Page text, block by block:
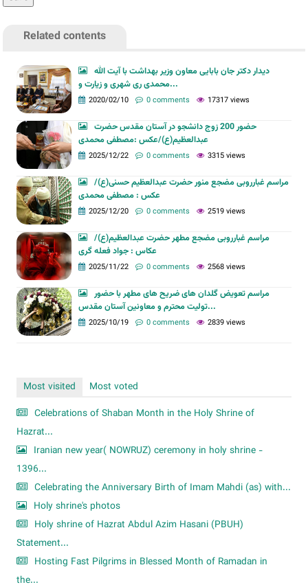
Related contents
دیدار دکتر جان بابایی معاون وزیر بهداشت با آیت الله
محمدی ری شهری و زیارت و...
2020/02/10 0 comments 17317 views
حضور 200 زوج دانشجو در آستان مقدس حضرت
عبدالعظیم(ع)/عکس :مصطفی محمدی
2025/12/22 0 comments 3315 views
مراسم غبارروبی مضجع منور حضرت عبدالعظیم حسنی(ع)/
عکس : مصطفی محمدی
2025/12/20 0 comments 2519 views
مراسم غبارروبی مضجع مطهر حضرت عبدالعظیم(ع)/
عکاس : جواد فعله گری
2025/11/22 0 comments 2568 views
مراسم تعویض گلدان های ضریح های مطهر با حضور
تولیت محترم و معاونین آستان مقدس...
2025/10/19 0 comments 2839 views
Most visited
Most voted
Celebrations of Shaban Month in the Holy Shrine of
Hazrat...
Iranian new year( NOWRUZ) ceremony in holy shrine -
1396...
Celebrating the Anniversary Birth of Imam Mahdi (as) with...
Holy shrine's photos
Holy shrine of Hazrat Abdul Azim Hasani (PBUH)
Statement...
Hosting Fast Pilgrims in Blessed Month of Ramadan in
the...